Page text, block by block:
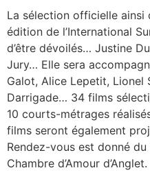
La sélection officielle ainsi
édition de l’International
d’être dévoilés… Justine
Jury… Elle sera
Galot, Alice Lepetit, Lionel
Darrigade… 34 films
10 courts-métrages
films seront également
Rendez-vous est donné
Chambre d’Amour d’Anglet.